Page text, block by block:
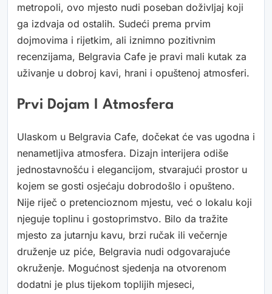
metropoli, ovo mjesto nudi poseban doživljaj koji
ga izdvaja od ostalih. Sudeći prema prvim
dojmovima i rijetkim, ali iznimno pozitivnim
recenzijama, Belgravia Cafe je pravi mali kutak za
uživanje u dobroj kavi, hrani i opuštenoj atmosferi.
Prvi Dojam I Atmosfera
Ulaskom u Belgravia Cafe, dočekat će vas ugodna i
nenametljiva atmosfera. Dizajn interijera odiše
jednostavnošću i elegancijom, stvarajući prostor u
kojem se gosti osjećaju dobrodošlo i opušteno.
Nije riječ o pretencioznom mjestu, već o lokalu koji
njeguje toplinu i gostoprimstvo. Bilo da tražite
mjesto za jutarnju kavu, brzi ručak ili večernje
druženje uz piće, Belgravia nudi odgovarajuće
okruženje. Mogućnost sjedenja na otvorenom
dodatni je plus tijekom toplijih mjeseci,